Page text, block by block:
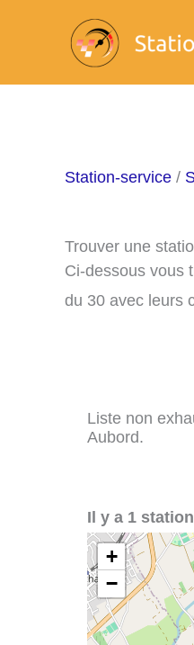
Station-service /
Trouver une
Ci-dessous vous
du 30 avec leurs
Liste non
Aubord.
Il y a 1
+
−